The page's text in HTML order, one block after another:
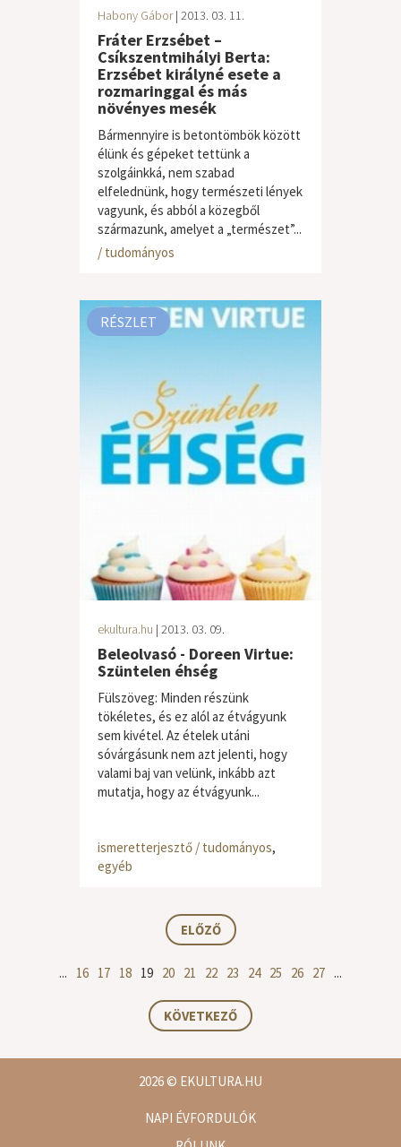
Habony Gábor| 2013. 03. 11.
Fráter Erzsébet –
Csíkszentmihályi Berta:
Erzsébet királyné esete a
rozmaringgal és más
növényes mesék
Bármennyire is betontömbök között
élünk és gépeket tettünk a
szolgáinkká, nem szabad
elfelednünk, hogy természeti lények
vagyunk, és abból a közegből
származunk, amelyet a „természet”...
gyermek / ifjúsági,ismeretterjesztő
/ tudományos
RÉSZLET
ekultura.hu | 2013. 03. 09.
Beleolvasó - Doreen Virtue:
Szüntelen éhség
Fülszöveg: Minden részünk
tökéletes, és ez alól az étvágyunk
sem kivétel. Az ételek utáni
sóvárgásunk nem azt jelenti, hogy
valami baj van velünk, inkább azt
mutatja, hogy az étvágyunk...
ismeretterjesztő / tudományos,
egyéb
ELŐZŐ
... 16 17 18 19 20 21 22 23 24 25 26 27 ...
KÖVETKEZŐ
2026© EKULTURA.HU
NAPI ÉVFORDULÓK